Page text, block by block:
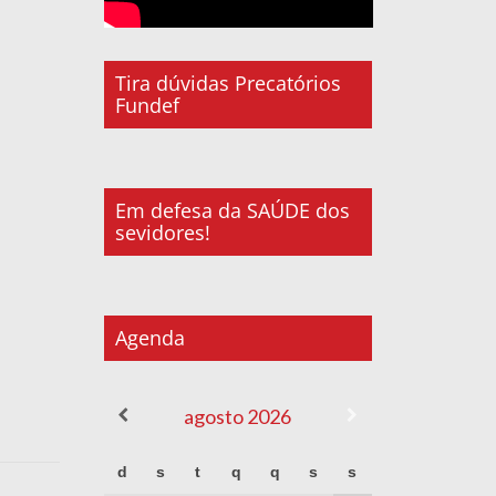
Tira dúvidas Precatórios
Fundef
Em defesa da SAÚDE dos
sevidores!
Agenda
agosto 2026
d s t q q s
s